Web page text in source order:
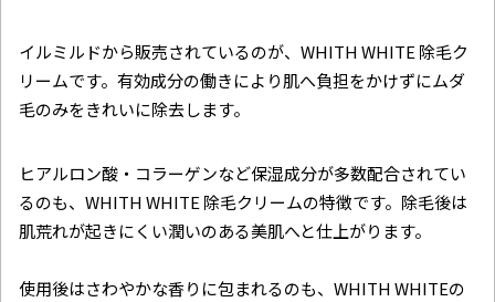
イルミルドから販売されているのが、WHITH WHITE 除毛ク
リーム​​です。有効成分の働きにより肌へ負担をかけずにムダ
毛のみをきれいに除去します。
ヒアルロン酸・コラーゲンなど保湿成分が多数配合されてい
るのも、WHITH WHITE 除毛クリーム​​の特徴です。除毛後は
肌荒れが起きにくい潤いのある美肌へと仕上がります。
使用後はさわやかな香りに包まれるのも、​WHITH WHITEの